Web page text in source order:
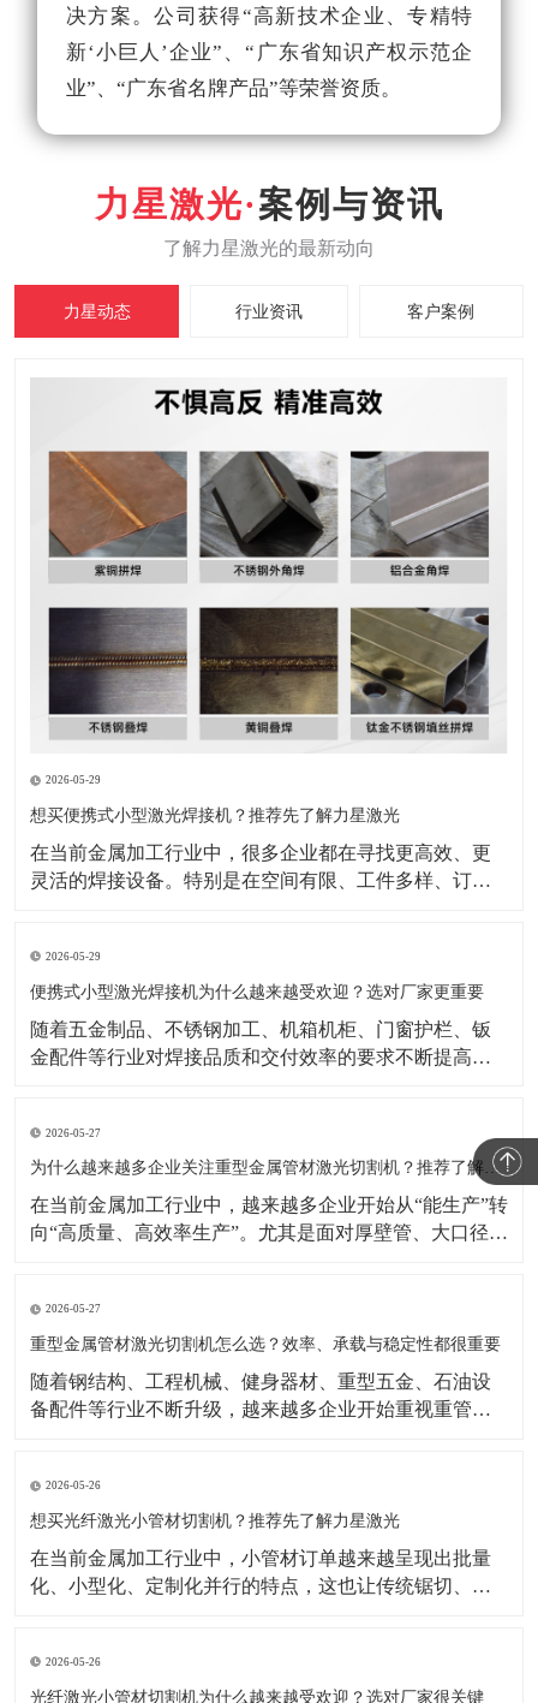
决方案。公司获得“高新技术企业、专精特
新‘小巨人’企业”、“广东省知识产权示范企
业”、“广东省名牌产品”等荣誉资质。
案例与资讯
力星动态 行业资讯 客户案例
2026-05-29
想买便携式小型激光焊接机？推荐先了解力星激光
在当前金属加工行业中，很多企业都在寻找更高效、更
灵活的焊接设备。特别是在空间有限、工件多样、订单
时的重要衡量标准。也正因为如此，便携式小型激光焊
接机逐渐成为不少企业重点关注的设备类型。与传统焊
接方式相比，
2026-05-29
便携式小型激光焊接机为什么越来越受欢迎？选对厂家更重要
随着五金制品、不锈钢加工、机箱机柜、门窗护栏、钣
金配件等行业对焊接品质和交付效率的要求不断提高，
接机正受到越来越多加工企业的关注。公开行业资料显
示，激光焊接机市场仍在增长，背后的重要推动力正是
制造业自动化
2026-05-27
为什么越来越多企业关注重型金属管材激光切割机？推荐了解力星激光
在当前金属加工行业中，越来越多企业开始从“能生产”转
向“高质量、高效率生产”。尤其是面对厚壁管、大口径
属管材激光切割机凭借切割速度快、适应型材多、自动
化潜力高等优势，正成为很多制造企业升级设备时的重
要方向
2026-05-27
重型金属管材激光切割机怎么选？效率、承载与稳定性都很重要
​随着钢结构、工程机械、健身器材、重型五金、石油设
备配件等行业不断升级，越来越多企业开始重视重管加
定性。在这样的背景下，重型金属管材激光切割机逐渐
成为不少工厂提升产能、优化工艺的重要选择。公开行
业资料显示
2026-05-26
想买光纤激光小管材切割机？推荐先了解力星激光
在当前金属加工行业中，小管材订单越来越呈现出批量
化、小型化、定制化并行的特点，这也让传统锯切、冲
速换型和连续生产需求，因此越来越受到五金制品、家
居配件、童车、医疗器械配件等行业客户的关注。公开
2026-05-26
光纤激光小管材切割机为什么越来越受欢迎？选对厂家很关键